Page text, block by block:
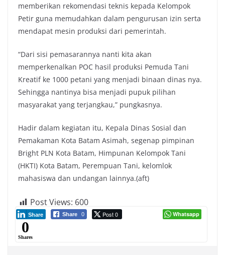
memberikan rekomendasi teknis kepada Kelompok
Petir guna memudahkan dalam pengurusan izin serta
mendapat mesin produksi dari pemerintah.
“Dari sisi pemasarannya nanti kita akan
memperkenalkan POC hasil produksi Pemuda Tani
Kreatif ke 1000 petani yang menjadi binaan dinas nya.
Sehingga nantinya bisa menjadi pupuk pilihan
masyarakat yang terjangkau,” pungkasnya.
Hadir dalam kegiatan itu, Kepala Dinas Sosial dan
Pemakaman Kota Batam Asimah, segenap pimpinan
Bright PLN Kota Batam, Himpunan Kelompok Tani
(HKTI) Kota Batam, Perempuan Tani, kelomlok
mahasiswa dan undangan lainnya.(aft)
Post Views: 600
Share 0 Post 0
Share Whatsapp
0
Shares